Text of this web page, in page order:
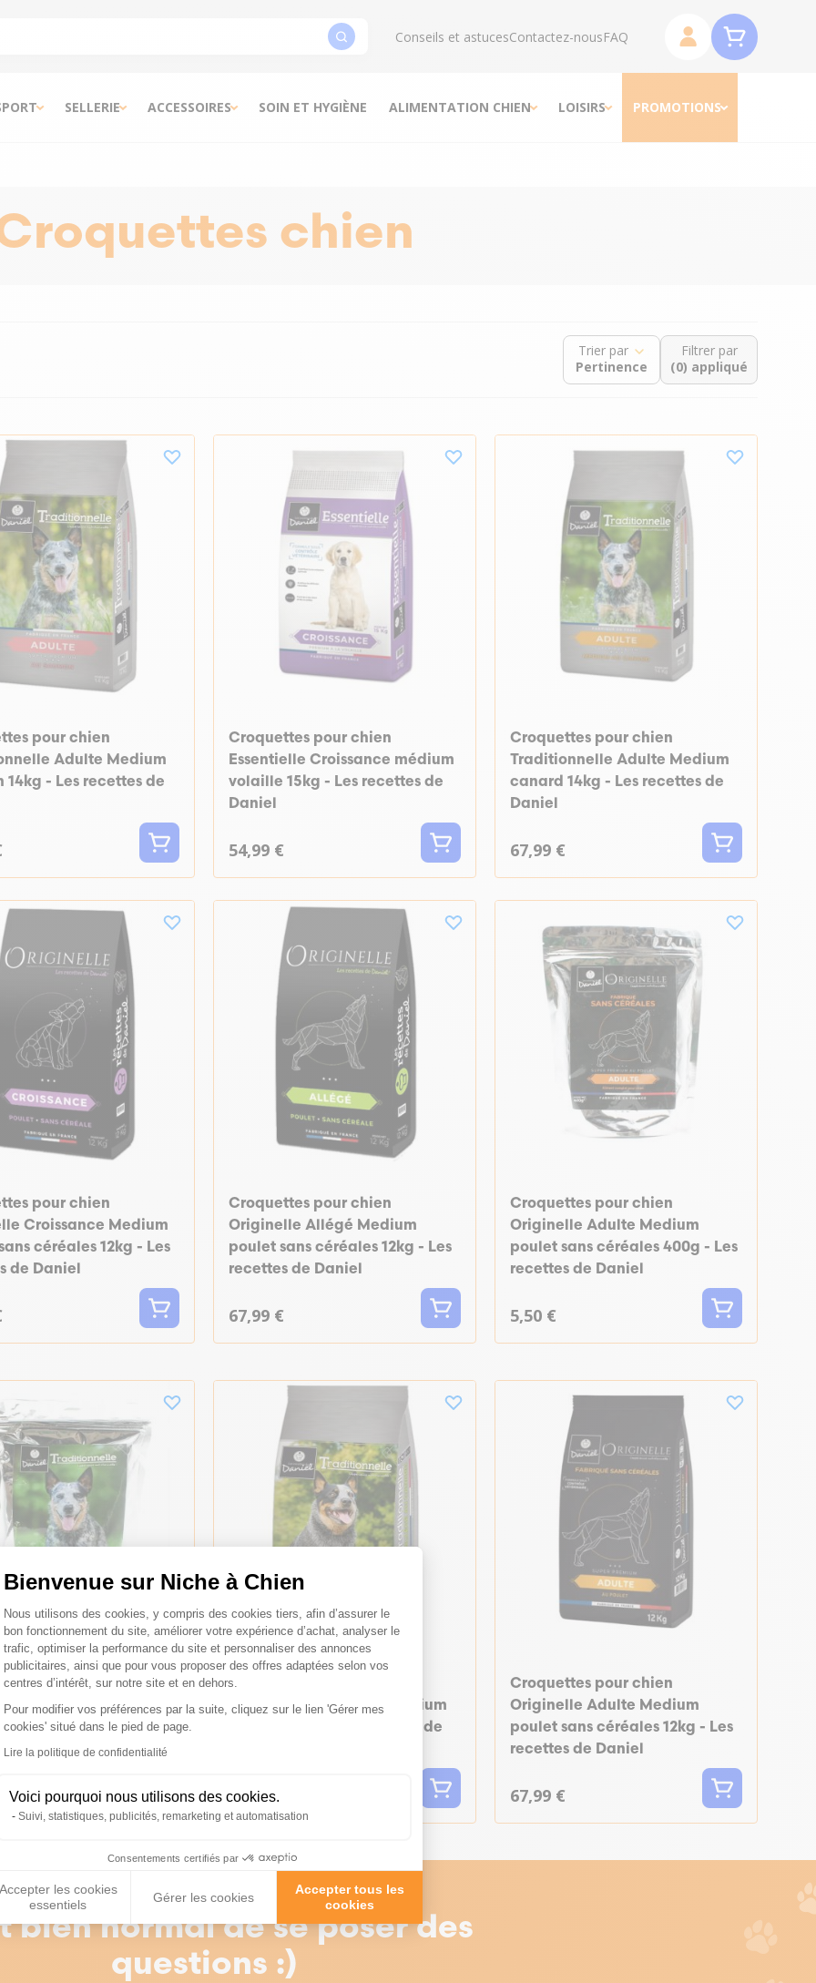
Bienvenue sur Niche à Chien
Plateforme de Gestion du Consentement : Personnalisez vos Options
Nous utilisons des cookies, y compris des cookies tiers, afin d’assurer le
bon fonctionnement du site, améliorer votre expérience d’achat, analyser le
trafic, optimiser la performance du site et personnaliser des annonces
publicitaires, ainsi que pour vous proposer des offres adaptées selon vos
centres d’intérêt, sur notre site et en dehors.
Pour modifier vos préférences par la suite, cliquez sur le lien 'Gérer mes
cookies' situé dans le pied de page.
Lire la politique de confidentialité
Voici pourquoi nous utilisons des cookies.
Suivi, statistiques, publicités, remarketing et automatisation
Consentements certifiés par
les cookies
essentiels
Gérer les cookies
Accepter tous les
cookies
Axeptio consent
Conseils et astucesContactez-nousFAQ
SELLERIE ACCESSOIRES SOIN ET HYGIÈNE ALIMENTATION CHIEN LOISIRS PROMOTIONS
chien
Trier par
Filtrer par
(0) appliqué
pour chien
Adulte Medium
14kg - Les recettes de
Croquettes pour chien
Essentielle Croissance médium
volaille 15kg - Les recettes de
Daniel
54,99 €
Croquettes pour chien
Traditionnelle Adulte Medium
canard 14kg - Les recettes de
Daniel
67,99 €
pour chien
Croissance Medium
céréales 12kg - Les
de Daniel
Croquettes pour chien
Originelle Allégé Medium
poulet sans céréales 12kg - Les
recettes de Daniel
67,99 €
Croquettes pour chien
Originelle Adulte Medium
poulet sans céréales 400g - Les
recettes de Daniel
5,50 €
pour chien
Adulte Medium
- Les recettes de
Croquettes pour chien
Traditionnelle Allégé Medium
canard 14kg - Les recettes de
67,99 €
Croquettes pour chien
Originelle Adulte Medium
poulet sans céréales 12kg - Les
recettes de Daniel
67,99 €
bien normal de se poser des
questions :)